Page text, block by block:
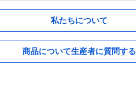
私たちについて
商品について生産者に質問する